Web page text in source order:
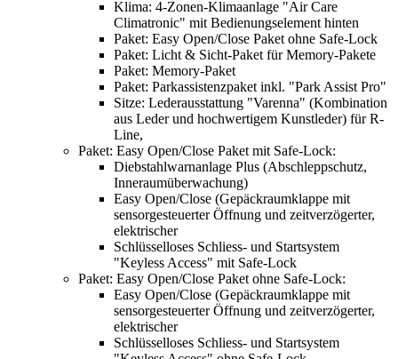
Klima: 4-Zonen-Klimaanlage "Air Care
Climatronic" mit Bedienungselement hinten
Paket: Easy Open/Close Paket ohne Safe-Lock
Paket: Licht & Sicht-Paket für Memory-Pakete
Paket: Memory-Paket
Paket: Parkassistenzpaket inkl. "Park Assist Pro"
Sitze: Lederausstattung "Varenna" (Kombination
aus Leder und hochwertigem Kunstleder) für R-
Line,
Paket: Easy Open/Close Paket mit Safe-Lock:
Diebstahlwarnanlage Plus (Abschleppschutz,
Inneraumüberwachung)
Easy Open/Close (Gepäckraumklappe mit
sensorgesteuerter Öffnung und zeitverzögerter,
elektrischer
Schlüsselloses Schliess- und Startsystem
"Keyless Access" mit Safe-Lock
Paket: Easy Open/Close Paket ohne Safe-Lock:
Easy Open/Close (Gepäckraumklappe mit
sensorgesteuerter Öffnung und zeitverzögerter,
elektrischer
Schlüsselloses Schliess- und Startsystem